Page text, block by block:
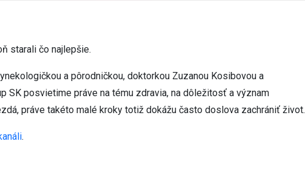
starali čo najlepšie.
a pôrodničkou, doktorkou Zuzanou Kosibovou a
SK posvietime práve na tému zdravia, na dôležitosť a význam
práve takéto malé kroky totiž dokážu často doslova zachrániť život.
.